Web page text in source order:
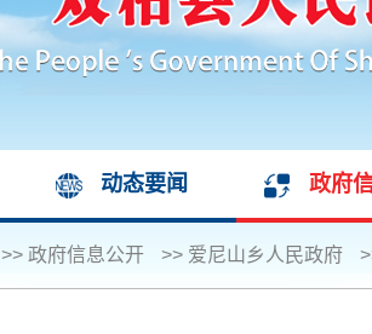
动态要闻 政府
>> 政府信息公开 >> 爱尼山乡人民政府